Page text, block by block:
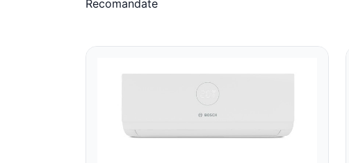
Recomandate